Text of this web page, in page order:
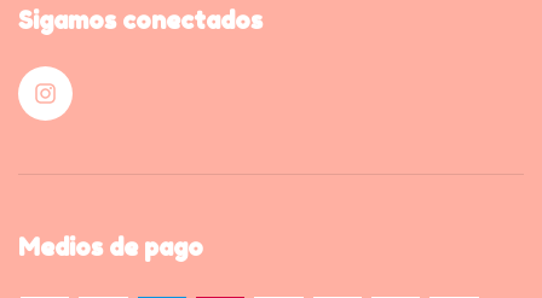
Sigamos conectados
Medios de pago